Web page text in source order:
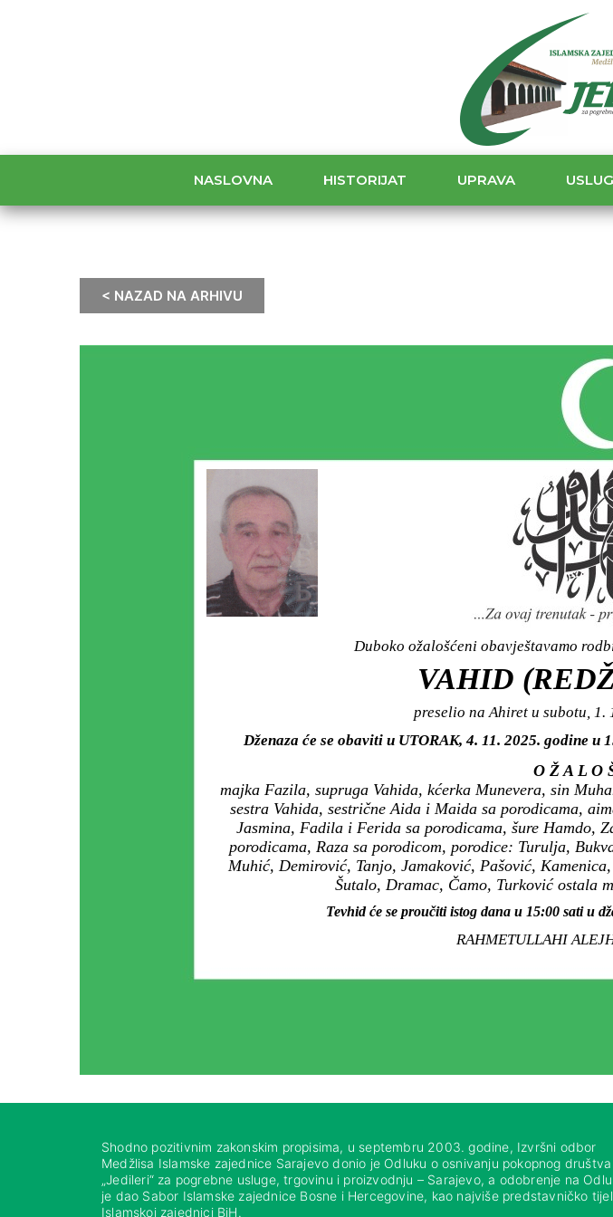
NASLOVNA HISTORIJAT UPRAVA
< NAZAD NA ARHIVU
Duboko ožalošćeni obavještavamo
VAHID
preselio na Ahiret u subotu, 1.
Dženaza će se obaviti u UTORAK, 4. 11. 2025. godine
O Ž A L O
majka Fazila, supruga Vahida, kćerka Munevera, sin
sestra Vahida, sestrične Aida i Maida sa porodicama,
Jasmina, Fadila i Ferida sa porodicama, šure Hamdo,
porodicama, Raza sa porodicom, porodice: Turulja,
Muhić, Demirović, Tanjo, Jamaković, Pašović,
Šutalo, Dramac, Čamo, Turković ostala
Tevhid će se proučiti istog dana u 15:00 sati u
RAHMETULLAHI
Shodno pozitivnim zakonskim propisima, u septembru 2003. godine, Izvršni odbor
Medžlisa Islamske zajednice Sarajevo donio je Odluku o osnivanju pokopnog društva
„Jedileri“ za pogrebne usluge, trgovinu i proizvodnju – Sarajevo, a odobrenje na
je dao Sabor Islamske zajednice Bosne i Hercegovine, kao najviše predstavničko
Islamskoj zajednici BiH.